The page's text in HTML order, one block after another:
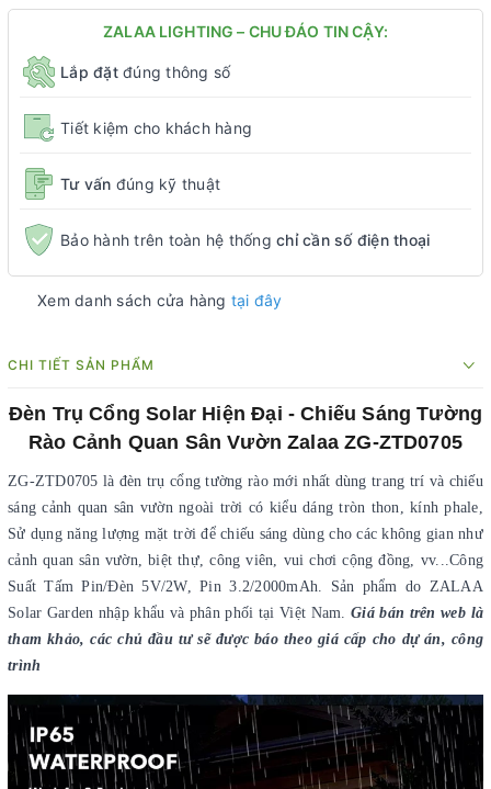
ZALAA LIGHTING – CHU ĐÁO TIN CẬY:
Lắp đặtđúng thông số
Tiết kiệm cho khách hàng
Tư vấn đúng kỹ thuật
Bảo hành trên toàn hệ thống chỉ cần số điện thoại
Xem danh sách cửa hàng tại đây
CHI TIẾT SẢN PHẨM
Đèn Trụ Cổng Solar Hiện Đại - Chiếu Sáng Tường
Rào Cảnh Quan Sân Vườn Zalaa ZG-ZTD0705
ZG-ZTD0705 là đèn trụ cổng tường rào mới nhất dùng trang trí và chiếu
sáng cảnh quan sân vườn ngoài trời có kiểu dáng tròn thon, kính phale,
Sử dụng năng lượng mặt trời để chiếu sáng dùng cho các không gian như
cảnh quan sân vườn, biệt thự, công viên, vui chơi cộng đồng, vv...Công
Suất Tấm Pin/Đèn 5V/2W, Pin 3.2/2000mAh. Sản phẩm do ZALAA
Solar Garden nhập khẩu và phân phối tại Việt Nam.Giá bán trên web là
tham khảo, các chủ đầu tư sẽ được báo theo giá cấp cho dự án, công
trình